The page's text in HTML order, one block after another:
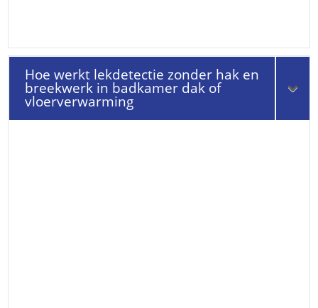
Hoe werkt lekdetectie zonder hak en
breekwerk in badkamer dak of
vloerverwarming